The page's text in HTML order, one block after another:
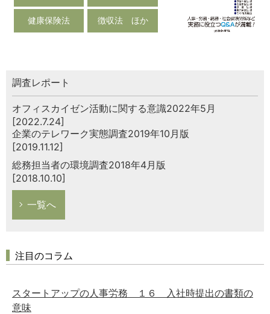
健康保険法 徴収法 ほか
調査レポート
オフィスカイゼン活動に関する意識2022年5月
[2022.7.24]
企業のテレワーク実態調査2019年10月版
[2019.11.12]
総務担当者の環境調査2018年4月版
[2018.10.10]
一覧へ
注目のコラム
スタートアップの人事労務 １６ 入社時提出の書類の
意味